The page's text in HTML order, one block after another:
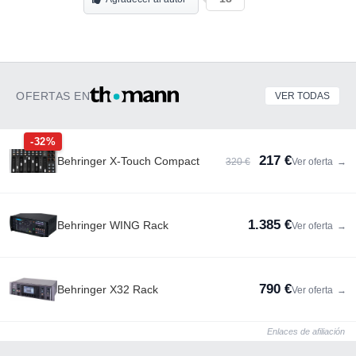
OFERTAS EN VER TODAS
-32%
Behringer X-Touch Compact 320 € 217 €Ver oferta →
Behringer WING Rack 1.385 €Ver oferta →
Behringer X32 Rack 790 €Ver oferta →
Enlaces de afiliación